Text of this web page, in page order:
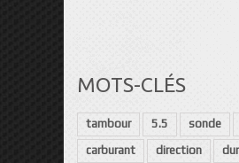
MOTS-CLÉS
tambour 5.5 sonde
carburant
direction